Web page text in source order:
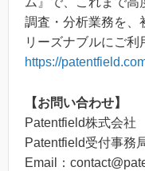
調査・分析業務を、
リーズナブルにご利
https://
【お問い合わせ】
Patentfield株式会社
Patentfield受付事務
Email：